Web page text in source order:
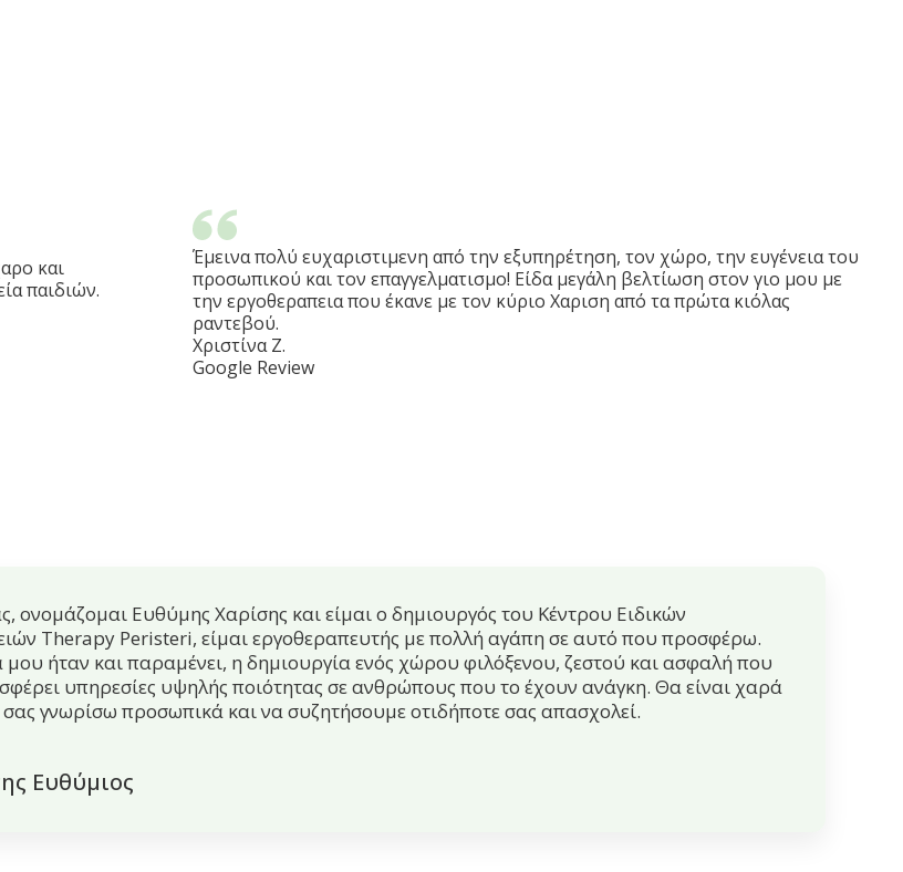
και
παιδιών.
Έμεινα πολύ ευχαριστιμενη από την εξυπηρέτηση, τον χώρο, την ευγένεια του
προσωπικού και τον επαγγελματισμο! Είδα μεγάλη βελτίωση στον γιο μου με
την εργοθεραπεια που έκανε με τον κύριο Χαριση από τα πρώτα κιόλας
ραντεβού.
Χριστίνα Ζ.
Google Review
ονομάζομαι Ευθύμης Χαρίσης και είμαι ο δημιουργός του Κέντρου Ειδικών
Therapy Peristeri, είμαι εργοθεραπευτής με πολλή αγάπη σε αυτό που προσφέρω.
ήταν και παραμένει, η δημιουργία ενός χώρου φιλόξενου, ζεστού και ασφαλή που
υπηρεσίες υψηλής ποιότητας σε ανθρώπους που το έχουν ανάγκη. Θα είναι χαρά
γνωρίσω προσωπικά και να συζητήσουμε οτιδήποτε σας απασχολεί.
Ευθύμιος